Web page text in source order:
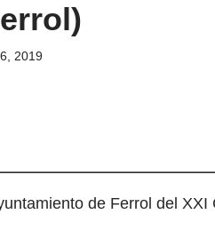
2019
de Ferrol del